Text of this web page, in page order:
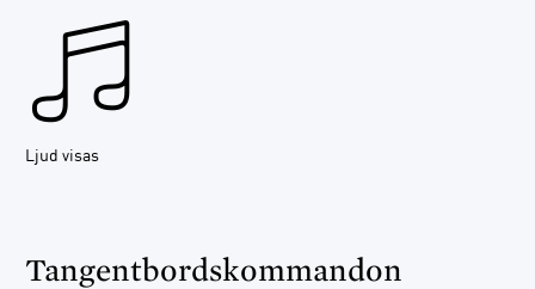
Ljud visas
Tangentbordskommandon